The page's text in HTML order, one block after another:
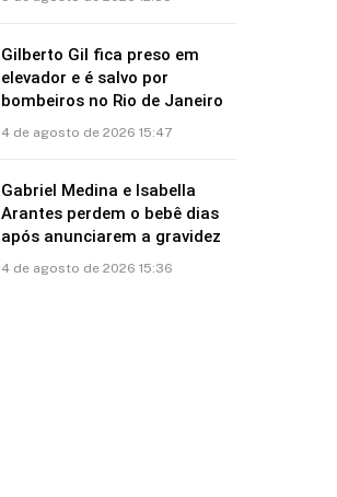
Gilberto Gil fica preso em
elevador e é salvo por
bombeiros no Rio de Janeiro
4 de agosto de 2026 15:47
Gabriel Medina e Isabella
Arantes perdem o bebê dias
após anunciarem a gravidez
4 de agosto de 2026 15:36